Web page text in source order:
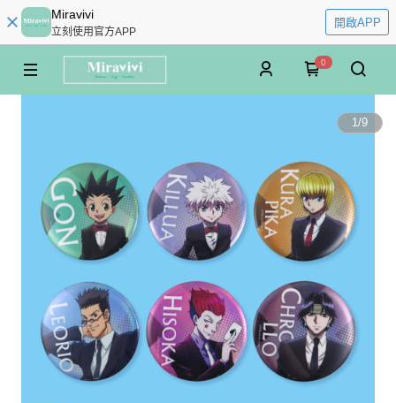
Miravivi
立刻使用官方APP
開啟APP
0
1/9